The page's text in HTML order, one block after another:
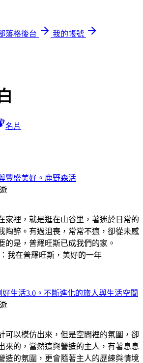
落格後台
我的帳號
名片
豐盛美好。鹿野森活
家裡，就是逛在山谷里，著迷於日常的
陶醉。有過沮喪，常常不適，卻從未感
的是，普羅旺斯已成我們的家。
我在普羅旺斯，美好的一年
生活3.0。不斷進化的旅人與生活空間
可以模仿出來，但是空間裡的氛圍，卻
來的，當然這與營造的主人，有著息息
造的氛圍，更會隨著主人的歷練與情境